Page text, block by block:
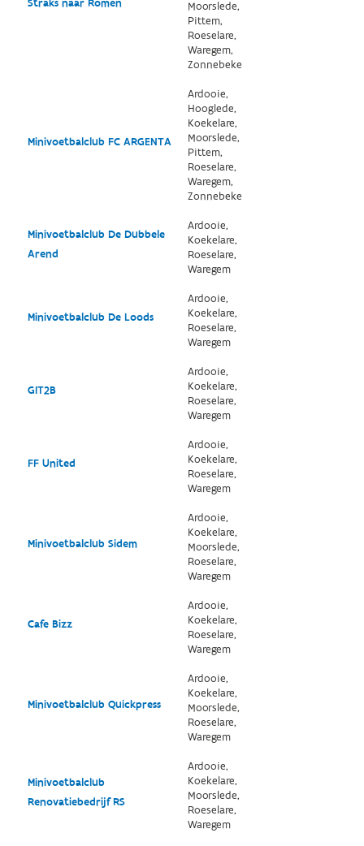
Straks naar Romen
Moorslede,
Pittem,
Roeselare,
Waregem,
Zonnebeke
Minivoetbalclub FC ARGENTA
Ardooie,
Hooglede,
Koekelare,
Moorslede,
Pittem,
Roeselare,
Waregem,
Zonnebeke
Minivoetbalclub De Dubbele
Arend
Ardooie,
Koekelare,
Roeselare,
Waregem
Minivoetbalclub De Loods
Ardooie,
Koekelare,
Roeselare,
Waregem
GIT2B
Ardooie,
Koekelare,
Roeselare,
Waregem
FF United
Ardooie,
Koekelare,
Roeselare,
Waregem
Minivoetbalclub Sidem
Ardooie,
Koekelare,
Moorslede,
Roeselare,
Waregem
Cafe Bizz
Ardooie,
Koekelare,
Roeselare,
Waregem
Minivoetbalclub Quickpress
Ardooie,
Koekelare,
Moorslede,
Roeselare,
Waregem
Minivoetbalclub
Renovatiebedrijf RS
Ardooie,
Koekelare,
Moorslede,
Roeselare,
Waregem